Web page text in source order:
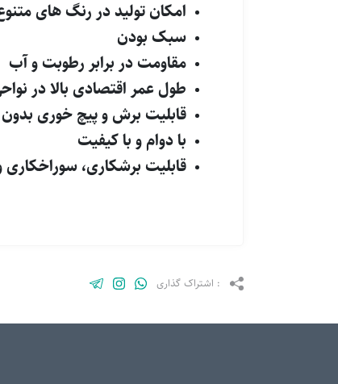
امکان تولید در رنگ های
سبک بودن
مقاومت در برابر رطوبت و آب
طول عمر اقتصادی بالا در
قابلیت برش و پیچ خوری
با دوام و با کیفیت
قابلیت برشکاری، سوراخکاری
: اشتراک گذاری